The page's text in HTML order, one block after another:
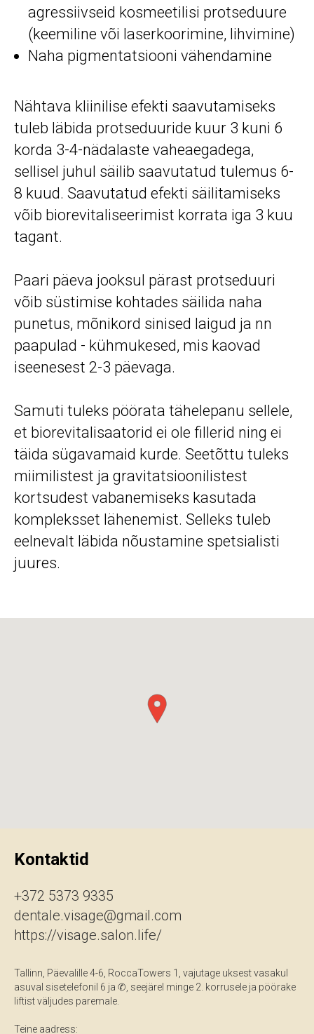
agressiivseid kosmeetilisi protseduure
(keemiline või laserkoorimine, lihvimine)
Naha pigmentatsiooni vähendamine
Nähtava kliinilise efekti saavutamiseks
tuleb läbida protseduuride kuur 3 kuni 6
korda 3-4-nädalaste vaheaegadega,
sellisel juhul säilib saavutatud tulemus 6-
8 kuud. Saavutatud efekti säilitamiseks
võib biorevitaliseerimist korrata iga 3 kuu
tagant.
Paari päeva jooksul pärast protseduuri
võib süstimise kohtades säilida naha
punetus, mõnikord sinised laigud ja nn
paapulad - kühmukesed, mis kaovad
iseenesest 2-3 päevaga.
Samuti tuleks pöörata tähelepanu sellele,
et biorevitalisaatorid ei ole fillerid ning ei
täida sügavamaid kurde. Seetõttu tuleks
miimilistest ja gravitatsioonilistest
kortsudest vabanemiseks kasutada
kompleksset lähenemist. Selleks tuleb
eelnevalt läbida nõustamine spetsialisti
juures.
Kontaktid
+372 5373 9335
dentale.visage@gmail.com
https://visage.salon.life/
Tallinn, Päevalille 4-6, RoccaTowers 1, vajutage uksest vasakul
asuval sisetelefonil 6 ja ✆, seejärel minge 2. korrusele ja pöörake
liftist väljudes paremale.
Teine aadress: